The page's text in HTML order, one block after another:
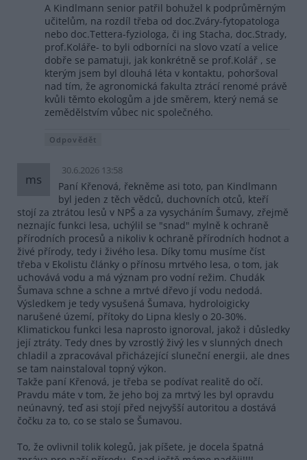
A Kindlmann senior patřil bohužel k podprůměrným
učitelům, na rozdíl třeba od doc.Zváry-fytopatologa
nebo doc.Tettera-fyziologa, či ing Stacha, doc.Strady,
prof.Koláře- to byli odborníci na slovo vzatí a velice
dobře se pamatuji, jak konkrétně se prof.Kolář , se
kterým jsem byl dlouhá léta v kontaktu, pohoršoval
nad tím, že agronomická fakulta ztrácí renomé právě
kvůli těmto ekologům a jde směrem, který nemá se
zemědělstvím vůbec nic společného.
Odpovědět
ms
30.6.2026 13:58
Paní Křenová, řekněme asi toto, pan Kindlmann
byl jeden z těch vědců, duchovních otců, kteří
stojí za ztrátou lesů v NPŠ a za vysycháním Šumavy, zřejmě
neznajíc funkci lesa, uchýlil se "snad" mylně k ochraně
přírodních procesů a nikoliv k ochraně přírodních hodnot a
živé přírody, tedy i živého lesa. Díky tomu musíme číst
třeba v Ekolistu články o přínosu mrtvého lesa, o tom, jak
uchovává vodu a má význam pro vodní režim. Chudák
Šumava schne a schne a mrtvé dřevo jí vodu nedodá.
Výsledkem je tedy vysušená Šumava, hydroloigicky
narušené území, přítoky do Lipna klesly o 20-30%.
Klimatickou funkci lesa naprosto ignoroval, jakož i důsledky
její ztráty. Tedy dnes by vzrostlý živý les v slunných dnech
chladil a zpracovával přicházející sluneční energii, ale dnes
se tam nainstaloval topný výkon.
Takže paní Křenová, je třeba se podívat realitě do očí.
Pravdu máte v tom, že jeho boj za mrtvý les byl opravdu
neúnavný, teď asi stojí před nejvyšší autoritou a dostává
čočku za to, co se stalo se Šumavou.
To, že ovlivnil tolik kolegů, jak píšete, je docela špatná